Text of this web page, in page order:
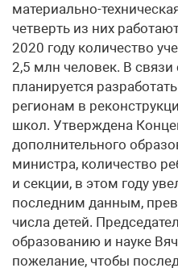
материально-
четверть из них
2020 году количество
2,5 млн человек. В связи
планируется
регионам в
школ. Утверждена
дополнительного
министра, количество
и секции, в этом году
последним данным,
числа детей.
образованию и науке
пожелание, чтобы